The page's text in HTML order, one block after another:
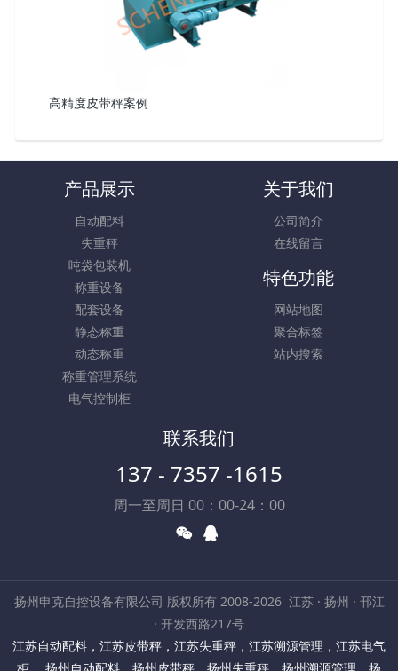
高精度皮带秤案例
产品展示
自动配料
失重秤
吨袋包装机
称重设备
配套设备
静态称重
动态称重
称重管理系统
电气控制柜
关于我们
公司简介
在线留言
特色功能
网站地图
聚合标签
站内搜索
联系我们
137 - 7357 -1615
周一至周日 00：00-24：00
扬州申克自控设备有限公司 版权所有 2008-2026 江苏 · 扬州 · 邗江
· 开发西路217号
江苏自动配料 ， 江苏皮带秤 ， 江苏失重秤 ， 江苏溯源管理 ， 江苏电气
柜
扬州自动配料 扬州皮带秤 扬州失重秤 扬州溯源管理 扬